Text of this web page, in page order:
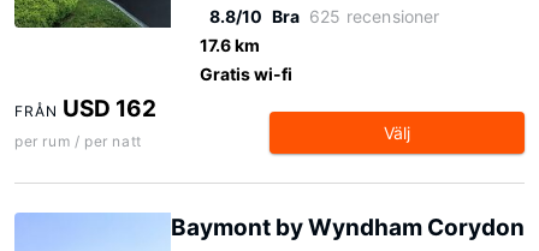
8.8/10 Bra 625 recensioner
17.6 km
Gratis wi-fi
FRÅN USD 162
per rum / per natt Välj
Baymont by Wyndham Corydon